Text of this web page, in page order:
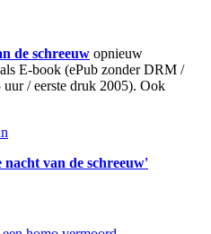
de schreeuw opnieuw
E-book (ePub zonder DRM /
/ eerste druk 2005). Ook
van de schreeuw'